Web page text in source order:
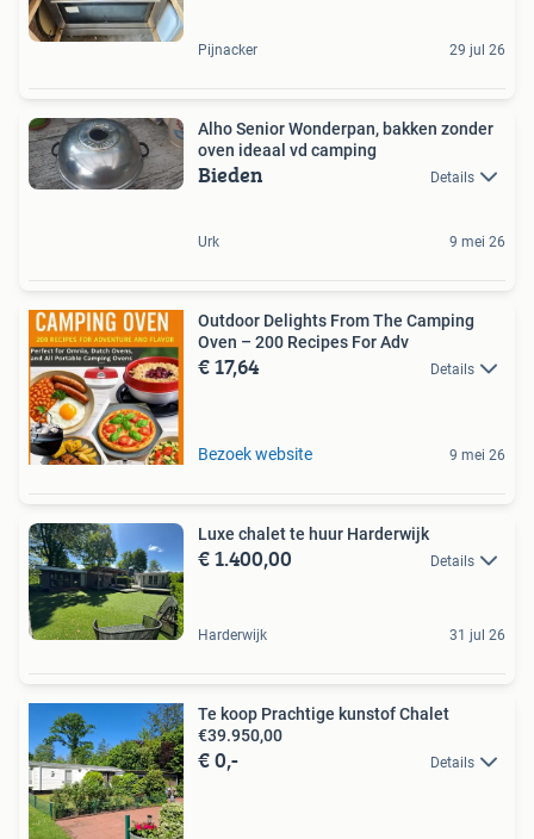
Pijnacker 29 jul 26
Alho Senior Wonderpan, bakken zonder
oven ideaal vd camping
Bieden Details
Urk 9 mei 26
Outdoor Delights From The Camping
Oven – 200 Recipes For Adv
€ 17,64 Details
Bezoek website 9 mei 26
Luxe chalet te huur Harderwijk
€ 1.400,00 Details
Harderwijk 31 jul 26
Te koop Prachtige kunstof Chalet
€39.950,00
€ 0,- Details